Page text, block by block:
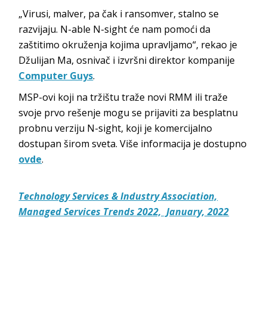
„Virusi, malver, pa čak i ransomver, stalno se
razvijaju. N-able N-sight će nam pomoći da
zaštitimo okruženja kojima upravljamo“, rekao je
Džulijan Ma, osnivač i izvršni direktor kompanije
Computer Guys.
MSP-ovi koji na tržištu traže novi RMM ili traže
svoje prvo rešenje mogu se prijaviti za besplatnu
probnu verziju N-sight, koji je komercijalno
dostupan širom sveta. Više informacija je dostupno
ovde.
Technology Services & Industry Association,
Managed Services Trends 2022, January, 2022